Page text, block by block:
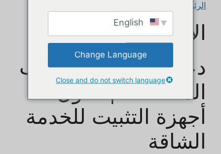
الرئيسية
الأقواس
دعامات أبواب المرآب
المخصصة | حلول
أجهزة التثبيت للخدمة
الشاقة
Change Language
Close and do not switch language